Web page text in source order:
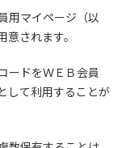
用マイページ（以
されます。
ードをＷＥＢ会員
して利用することが